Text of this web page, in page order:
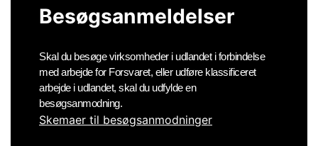
Besøgsanmeldelser
Skal du besøge virksomheder i udlandet i forbindelse
med arbejde for Forsvaret, eller udføre klassificeret
arbejde i udlandet, skal du udfylde en
besøgsanmodning.
Skemaer til besøgsanmodninger